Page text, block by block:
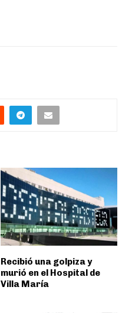
Recibió una golpiza y
murió en el Hospital de
Villa María